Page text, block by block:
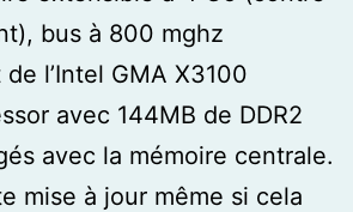
bus à 800 mghz
l’Intel GMA X3100
avec 144MB de DDR2
avec la mémoire centrale.
mise à jour même si cela